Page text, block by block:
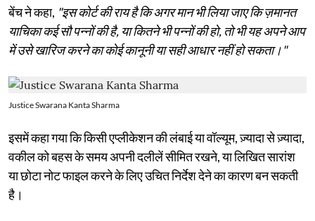
बेंच ने कहा, "इस कोर्ट की राय है कि अगर मान भी लिया जाए कि ज़मानत
याचिका कई सौ पन्नों की है, या कितने भी पन्नों की हो, तो भी यह अपने आप
में उसे खारिज करने का कोई कानूनी या सही आधार नहीं हो सकता।"
Justice Swarana Kanta Sharma
इसमें कहा गया कि किसी एप्लीकेशन की लंबाई या वॉल्यूम, ज़्यादा से ज़्यादा,
वकील को बहस के समय अपनी दलीलें सीमित रखने, या लिखित सारांश
या छोटा नोट फाइल करने के लिए उचित निर्देश देने का कारण बन सकती
है।